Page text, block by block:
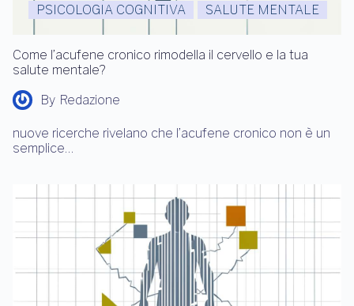
PSICOLOGIA COGNITIVA SALUTE MENTALE
Come l’acufene cronico rimodella il cervello e la tua
salute mentale?
By Redazione
nuove ricerche rivelano che l’acufene cronico non è un
semplice…